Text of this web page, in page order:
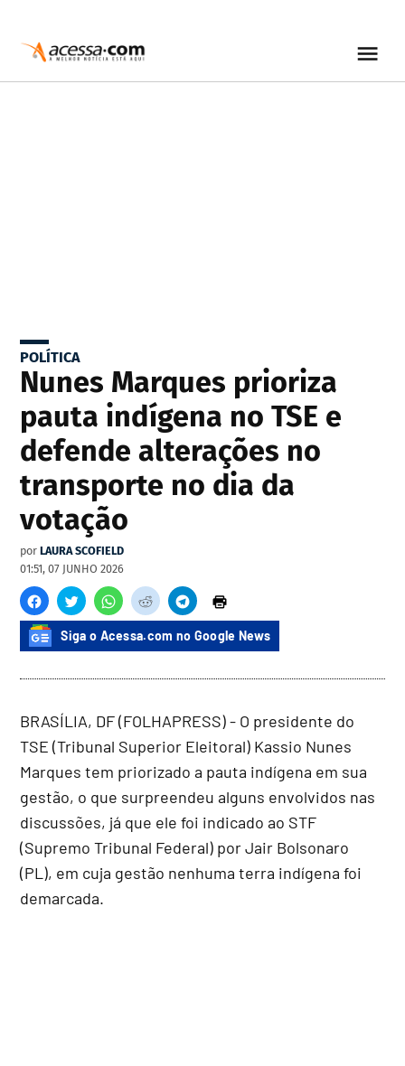
POLÍTICA
Nunes Marques prioriza
pauta indígena no TSE e
defende alterações no
transporte no dia da
votação
por LAURA SCOFIELD
01:51, 07 JUNHO 2026
Siga o Acessa.com no Google News
BRASÍLIA, DF (FOLHAPRESS) - O presidente do
TSE (Tribunal Superior Eleitoral) Kassio Nunes
Marques tem priorizado a pauta indígena em sua
gestão, o que surpreendeu alguns envolvidos nas
discussões, já que ele foi indicado ao STF
(Supremo Tribunal Federal) por Jair Bolsonaro
(PL), em cuja gestão nenhuma terra indígena foi
demarcada.